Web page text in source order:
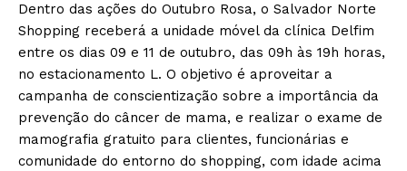
Dentro das ações do Outubro Rosa, o Salvador Norte
Shopping receberá a unidade móvel da clínica Delfim
entre os dias 09 e 11 de outubro, das 09h às 19h horas,
no estacionamento L. O objetivo é aproveitar a
campanha de conscientização sobre a importância da
prevenção do câncer de mama, e realizar o exame de
mamografia gratuito para clientes, funcionárias e
comunidade do entorno do shopping, com idade acima